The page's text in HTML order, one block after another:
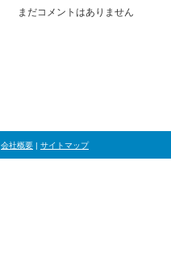
まだコメントはありません
会社概要 | サイトマップ